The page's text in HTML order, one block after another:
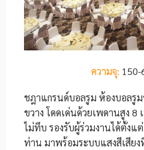
ความจุ:
ชฎาแกรนด์บอลรูม ห้องบอลรู
ขวาง โดดเด่นด้วยเพดานสูง 8
ไม่ทึบ รองรับผู้ร่วมงานได้ตั้งแ
ท่าน มาพร้อมระบบแสงสีเสียง